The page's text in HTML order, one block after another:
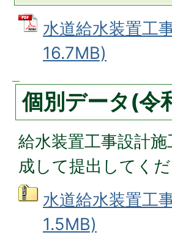
水道給水装置工
16.7MB)
個別データ(令
給水装置工事設計
成して提出してくだ
水道給水装置工
1.5MB)